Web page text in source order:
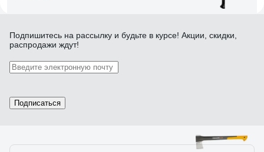
Отзыв о Gardena 1400 A 08716-48.000.00
Отличная балансировка, пустотелая ручка из пластика
Подпишитесь на рассылку и будьте в курсе! Акции, скидки,
распродажи ждут!
Подписаться